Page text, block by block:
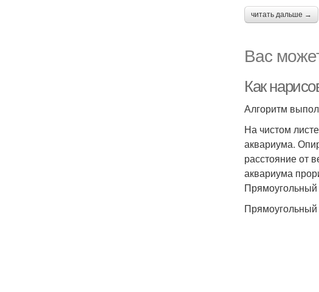
читать дальше →
Вас
Как
Алгоритм
На чистом
аквариума.
расстояние от
аквариума